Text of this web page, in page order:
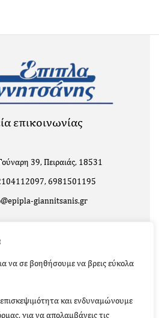
να σε βοηθήσουμε να βρεις εύκολα
και ενδυναμώνουμε
για να απολαμβάνεις τις
επικοινωνίας
39, Πειραιάς, 18531
6981501195
giannitsanis.gr